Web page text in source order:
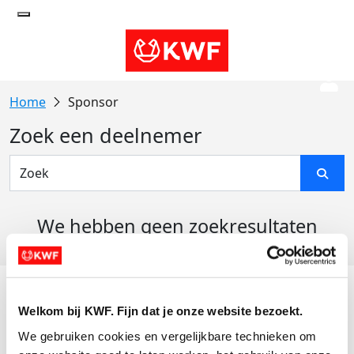
Welkom bij KWF. Fijn dat je onze website bezoekt.
We gebruiken cookies en vergelijkbare technieken om
Sponsor
Zoek een deelnemer
We hebben geen zoekresultaten
Actiematerialen
Evenementen